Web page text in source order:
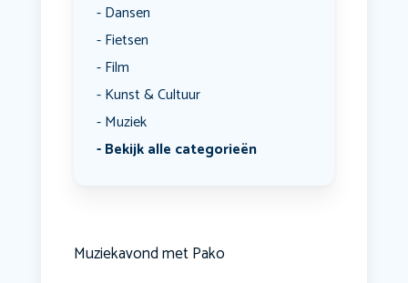
Dansen
Fietsen
Film
Kunst & Cultuur
Muziek
Bekijk alle categorieën
Muziekavond met Pako